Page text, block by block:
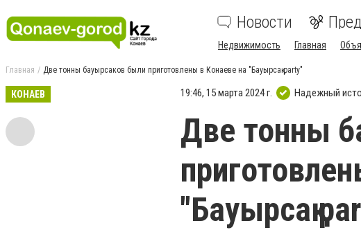
Новости
Недвижимость Главная
Главная Две тонны бауырсаков были приготовлены в Конаеве на "Бауырсақ party"
КОНАЕВ 19:46, 15 марта 2024 г. Надежный
Две тонны
"Бауырсақ